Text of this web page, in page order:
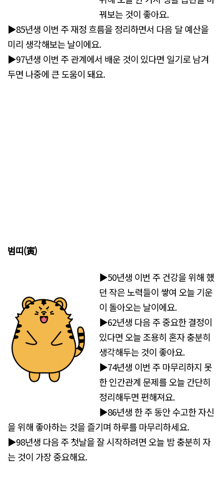
꿔보는 것이 좋아요.
▶85년생 이번 주 재정 흐름을 정리하면서 다음 달 예산을
미리 생각해보는 날이에요.
▶97년생 이번 주 관계에서 배운 것이 있다면 일기로 남겨
두면 나중에 큰 도움이 돼요.
범띠(寅)
▶50년생 이번 주 건강을 위해 했
던 작은 노력들이 쌓여 오늘 기운
이 돌아오는 날이에요.
▶62년생 다음 주 중요한 결정이
있다면 오늘 조용히 혼자 충분히
생각해두는 것이 좋아요.
▶74년생 이번 주 마무리하지 못
한 인간관계 문제를 오늘 간단히
정리해두면 편해져요.
▶86년생 한 주 동안 수고한 자신
을 위해 좋아하는 것을 즐기며 하루를 마무리하세요.
▶98년생 다음 주 첫날을 잘 시작하려면 오늘 밤 충분히 자
는 것이 가장 중요해요.